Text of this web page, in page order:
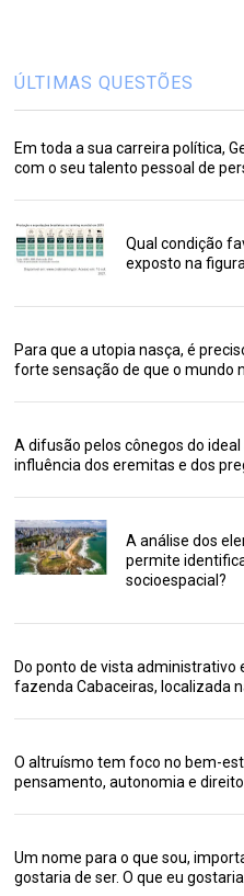
ÚLTIMAS QUESTÕES
Em toda a sua carreira política,
com o seu talento pessoal de
Qual condição
exposto na
Para que a utopia nasça, é
forte sensação de que o mundo
A difusão pelos cônegos do
influência dos eremitas e dos
A análise dos
permite
socioespacial?
Do ponto de vista administrativo
fazenda Cabaceiras, localizada
O altruísmo tem foco no bem-
pensamento, autonomia e
Um nome para o que sou,
gostaria de ser. O que eu